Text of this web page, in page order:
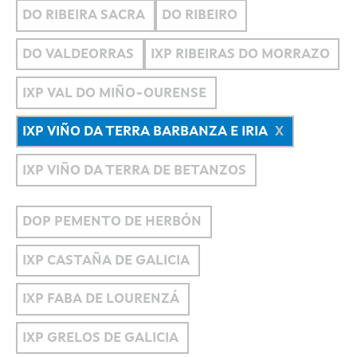
DO RIBEIRA SACRA DO RIBEIRO
DO VALDEORRAS IXP RIBEIRAS DO MORRAZO
IXP VAL DO MIÑO-OURENSE
IXP VIÑO DA TERRA BARBANZA E IRIA
IXP VIÑO DA TERRA DE BETANZOS
DOP PEMENTO DE HERBÓN
IXP CASTAÑA DE GALICIA
IXP FABA DE LOURENZÁ
IXP GRELOS DE GALICIA